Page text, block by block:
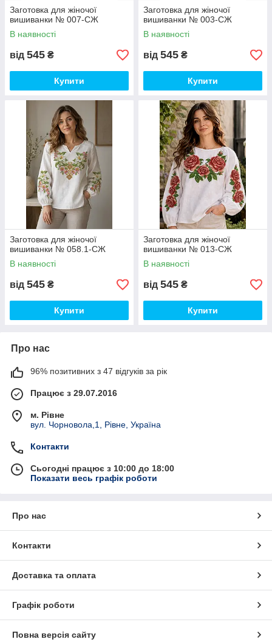
Заготовка для жіночої
вишиванки № 007-СЖ
В наявності
від 545 ₴
Купити
Заготовка для жіночої
вишиванки № 003-СЖ
В наявності
від 545 ₴
Купити
Заготовка для жіночої
вишиванки № 058.1-СЖ
В наявності
від 545 ₴
Купити
Заготовка для жіночої
вишиванки № 013-СЖ
В наявності
від 545 ₴
Купити
Про нас
96% позитивних з 47 відгуків за рік
Працює з 29.07.2016
м. Рівне
вул. Чорновола,1, Рівне, Україна
Контакти
Сьогодні працює з 10:00 до 18:00
Показати весь графік роботи
Про нас
Контакти
Доставка та оплата
Графік роботи
Повна версія сайту